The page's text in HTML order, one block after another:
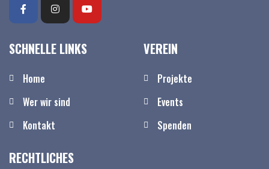
SCHNELLE LINKS
Home
Wer wir sind
Kontakt
VEREIN
Projekte
Events
Spenden
RECHTLICHES